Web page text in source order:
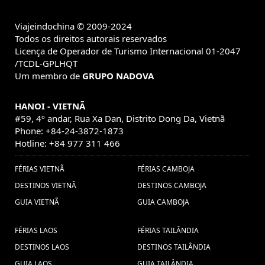
vietnam festival (1) ,
(2) ,Férias em Tailândia (3) , Pacote de viagem ao
Vietnã (9) ,Viajes a Laos (1) ,viajes sapa (1) ,estafas
de viajes Camboya (1) ,viagens ao camboja
(1) ,cosas que hacer en vietnam (1) ,
hue (1) ,Viaje vietnam (1) ,
Tailândia (5) ,Descobrir Camboja (6) ,
Turismo Camboya (1) ,
viajes tailandia (1) ,
Viagens à Tailândia, Viagem à
à Tailândia, Visitar à Tailândia, Viagem em família
Tailândia, Excurcoes Tailândia, Turismo na Tailândia,
Viagem barata à Tailândia, Pacotes de viag (1) ,
Viajeindochina © 2009-2024
Todos os direitos autorais reservados
Licença de Operador de Turismo Internacional 01-2047
/TCDL-GPLHQT
Um membro de GRUPO NADOVA
HANOI - VIETNÃ
#59, 4º andar, Rua Xa Dan, Distrito Dong Da, Vietnã
Phone: +84-24-3872-1873
Hotline: +84 977 311 466
FÉRIAS VIETNÃ
DESTINOS VIETNÃ
GUIA VIETNÃ
FÉRIAS CAMBOJA
DESTINOS CAMBOJA
GUIA CAMBOJA
FÉRIAS LAOS
DESTINOS LAOS
FÉRIAS TAILÂNDIA
DESTINOS TAILÂNDIA